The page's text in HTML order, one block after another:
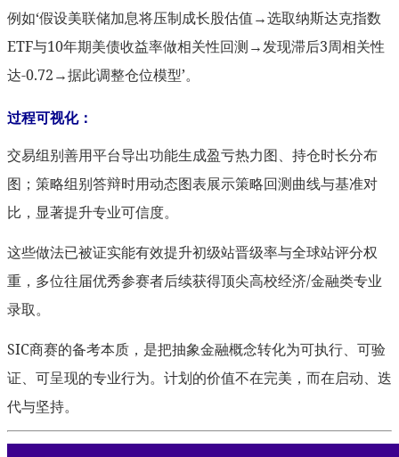
例如‘假设美联储加息将压制成长股估值→选取纳斯达克指数
ETF与10年期美债收益率做相关性回测→发现滞后3周相关性
达-0.72→据此调整仓位模型’。
过程可视化：
交易组别善用平台导出功能生成盈亏热力图、持仓时长分布
图；策略组别答辩时用动态图表展示策略回测曲线与基准对
比，显著提升专业可信度。
这些做法已被证实能有效提升初级站晋级率与全球站评分权
重，多位往届优秀参赛者后续获得顶尖高校经济/金融类专业
录取。
SIC商赛的备考本质，是把抽象金融概念转化为可执行、可验
证、可呈现的专业行为。计划的价值不在完美，而在启动、迭
代与坚持。